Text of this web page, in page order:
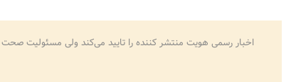
اخبار رسمی هویت منتشر کننده را تایید می‌کند ولی مسئولیت